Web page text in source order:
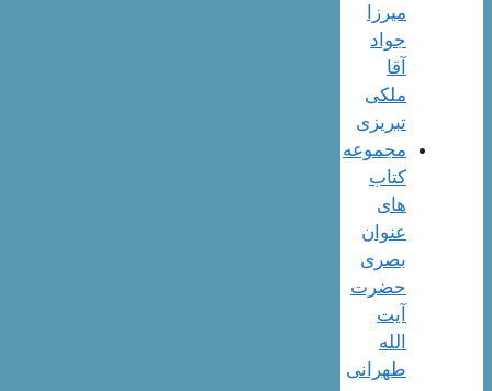
میرزا
جواد
آقا
ملکی
تبریزی
مجموعه
کتاب
های
عنوان
بصری
حضرت
آیت
الله
طهرانی